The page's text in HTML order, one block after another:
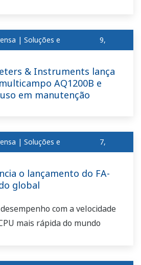
| Soluções e 9,
& Instruments lança
AQ1200B e
em manutenção
| Soluções e 7,
o lançamento do FA-
global
com a velocidade
mais rápida do mundo